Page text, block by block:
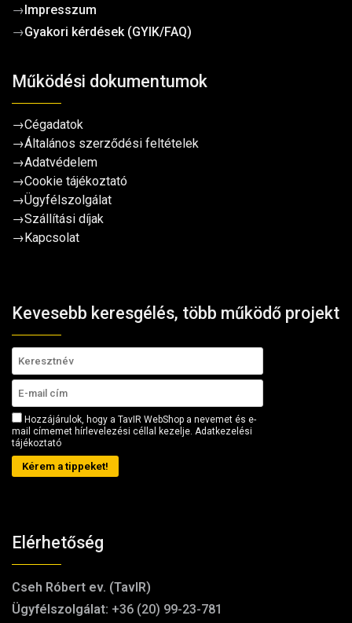
→ Impresszum
→Gyakori kérdések (GYIK/FAQ)
Működési dokumentumok
→Cégadatok
→Általános szerződési feltételek
→Adatvédelem
→Cookie tájékoztató
→Ügyfélszolgálat
→Szállítási díjak
→ Kapcsolat
Kevesebb keresgélés, több működő projekt
Hozzájárulok, hogy a TavIR WebShop a nevemet és e-
mail címemet hírlevelezési céllal kezelje. Adatkezelési
tájékoztató
Kérem a tippeket!
Elérhetőség
Cseh Róbert ev. (TavIR)
Ügyfélszolgálat: +36 (20) 99-23-781